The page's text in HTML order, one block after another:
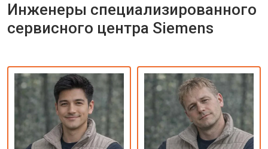
Инженеры специализированного
сервисного центра Siemens